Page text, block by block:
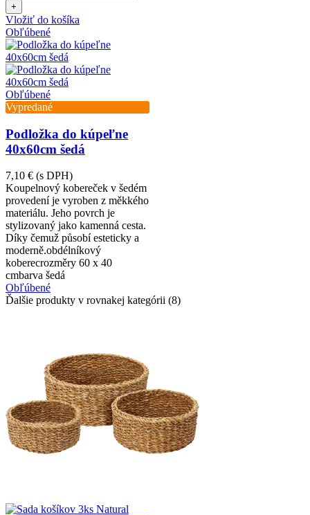
+
Vložiť do košíka
Obľúbené
Obľúbené
Vypredané
Podložka do kúpeľne
40x60cm šedá
7,10 € (s DPH)
Koupelnový kobereček v šedém
provedení je vyroben z měkkého
materiálu. Jeho povrch je
stylizovaný jako kamenná cesta.
Díky čemuž působí esteticky a
moderně.obdélníkový
koberecrozměry 60 x 40
cmbarva šedá
Obľúbené
Ďalšie produkty v rovnakej kategórii (8)